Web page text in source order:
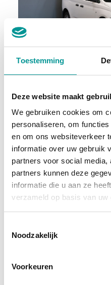
Toestemming
Deze website maakt
We gebruiken cookies om
personaliseren, om
en om ons websiteverkeer
informatie over uw gebruik
partners voor social
partners kunnen deze
informatie die u aan ze
verzameld op basis van
Noodzakelijk
Voorkeuren
Handgeschakeld -
€242.50/maand
Deze auto